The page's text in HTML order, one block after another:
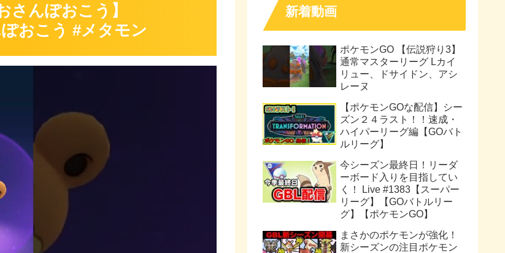
さんぽおこう】
おこう #メタモン
新着動画
ポケモンGO 【伝説狩り3】
通常マスターリーグ Lカイ
リュー、ドサイドン、アシ
レーヌ
【ポケモンGOな配信】シー
ズン２４ラスト！！速成・
ハイパーリーグ編【GOバト
ルリーグ】
今シーズン最終日！リーダ
ーボード入りを目指してい
く！ Live #1383【スーパー
リーグ】【GOバトルリー
グ】【ポケモンGO】
まさかのポケモンが強化！
新シーズンの注目ポケモン